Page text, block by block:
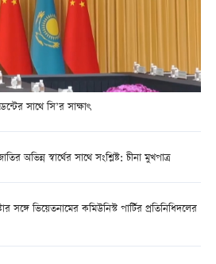
সাথে সি’র সাক্ষাৎ
অভিন্ন স্বার্থের সাথে সংশ্লিষ্ট: চীনা মুখপাত্র
সঙ্গে ভিয়েতনামের কমিউনিস্ট পার্টির প্রতিনিধিদলের